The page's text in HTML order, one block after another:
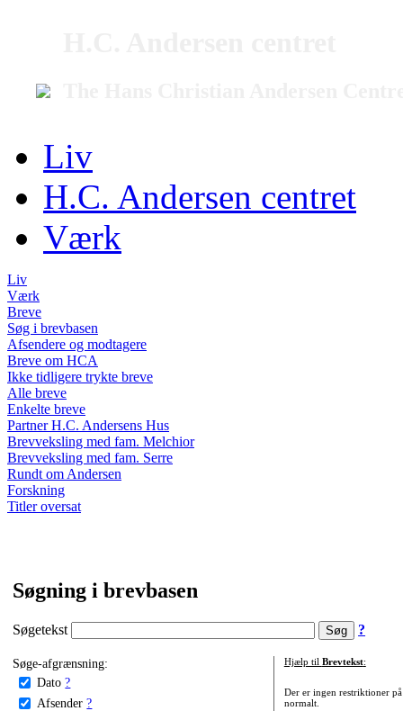
Liv
H.C. Andersen centret
Værk
Liv
Værk
Breve
Søg i brevbasen
Afsendere og modtagere
Breve om HCA
Ikke tidligere trykte breve
Alle breve
Enkelte breve
Partner H.C. Andersens Hus
Brevveksling med fam. Melchior
Brevveksling med fam. Serre
Rundt om Andersen
Forskning
Titler oversat
Søgning i brevbasen
Søgetekst ?
Søge-afgrænsning:
Dato ?
Afsender ?
Hjælp til Brevtekst:
Der er ingen restriktioner
normalt.